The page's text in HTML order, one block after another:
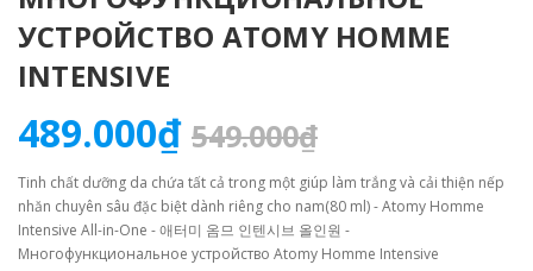
УСТРОЙСТВО ATOMY HOMME
INTENSIVE
489.000₫ 549.000₫
Tinh chất dưỡng da chứa tất cả trong một giúp làm trắng và cải thiện nếp
nhăn chuyên sâu đặc biệt dành riêng cho nam(80 ml) - Atomy Homme
Intensive All-in-One - 애터미 옴므 인텐시브 올인원 -
Многофункциональное устройство Atomy Homme Intensive